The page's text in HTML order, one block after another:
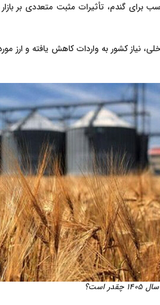
گندم، تأثیرات مثبت متعددی بر
نیاز کشور به واردات کاهش یافته و ارز
است؟